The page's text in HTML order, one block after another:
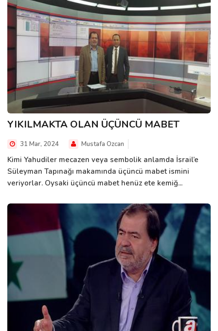
YIKILMAKTA OLAN ÜÇÜNCÜ MABET
31 Mar, 2024 Mustafa Ozcan
Kimi Yahudiler mecazen veya sembolik anlamda İsrail’e
Süleyman Tapınağı makamında üçüncü mabet ismini
veriyorlar. Oysaki üçüncü mabet henüz ete kemiğ...